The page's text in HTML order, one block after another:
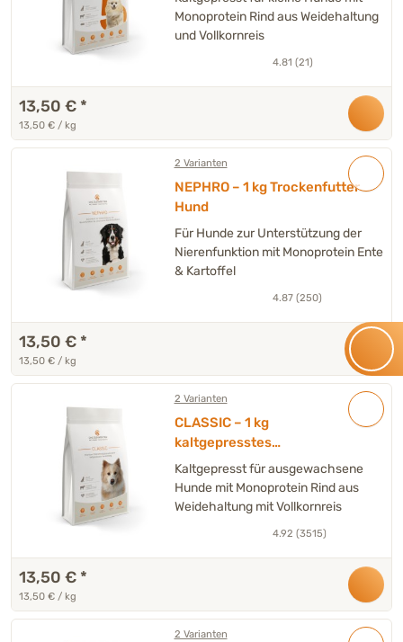
Monoprotein Rind aus Weidehaltung
und Vollkornreis
4.81 (21)
13,50 € *
13,50 € / kg
2 Varianten
NEPHRO – 1 kg Trockenfutter
Hund
Für Hunde zur Unterstützung der
Nierenfunktion mit Monoprotein Ente
& Kartoffel
4.87 (250)
13,50 € *
13,50 € / kg
2 Varianten
CLASSIC – 1 kg
kaltgepresstes
Trockenfutter Hund
Kaltgepresst für ausgewachsene
Hunde mit Monoprotein Rind aus
Weidehaltung mit Vollkornreis
4.92 (3515)
13,50 € *
13,50 € / kg
2 Varianten